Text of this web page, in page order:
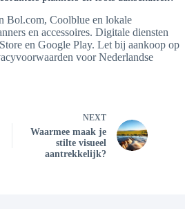
Bol.com, Coolblue en lokale
en accessoires. Digitale diensten
en Google Play. Let bij aankoop op
voor Nederlandse
NEXT
Waarmee maak je
stilte visueel
aantrekkelijk?